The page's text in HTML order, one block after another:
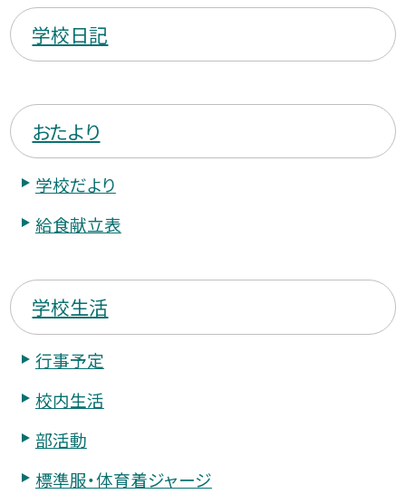
学校日記
おたより
学校だより
給食献立表
学校生活
行事予定
校内生活
部活動
標準服・体育着ジャージ